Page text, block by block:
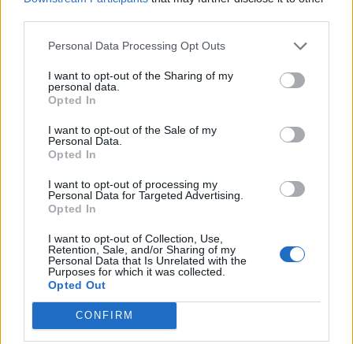
Personal Data Processing Opt Outs
I want to opt-out of the Sharing of my
personal data.
Opted In
I want to opt-out of the Sale of my
Personal Data.
Opted In
I want to opt-out of processing my
Personal Data for Targeted Advertising.
Opted In
I want to opt-out of Collection, Use,
Retention, Sale, and/or Sharing of my
Personal Data that Is Unrelated with the
Purposes for which it was collected.
Opted Out
CONFIRM
Η Vodafone στηρίζει τους συνδρομητές της στο
Ρέθυμνο
android Apple samsung
design iPhone gaming tablet smartphones
ΣΎΝΔΕΣΜΟΙ